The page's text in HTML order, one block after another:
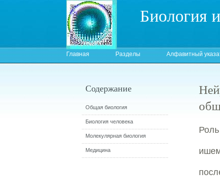
Биология
Главная Разделы Алфавитный
Содержание
Общая биология
Биология человека
Молекулярная биология
Медицина